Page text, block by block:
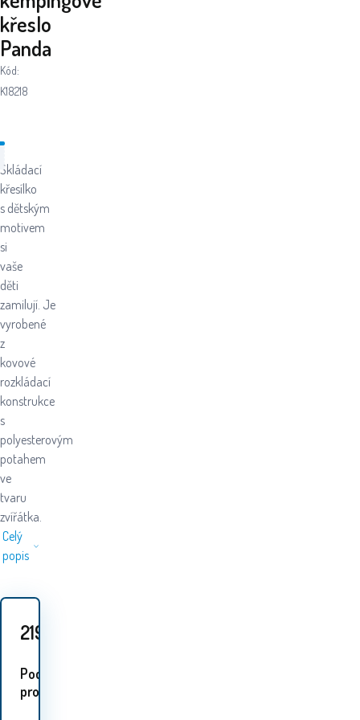
křeslo
Panda
Kód:
K18218
Skládací
křesílko
s dětským
motivem
si
vaše
děti
zamilují. Je
vyrobené
z
kovové
rozkládací
konstrukce
s
polyesterovým
potahem
ve
tvaru
zvířátka.
Celý
popis
219
Podobné
proudukty: